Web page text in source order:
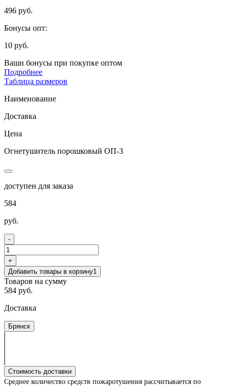
496 руб.
Бонусы опт:
10 руб.
Ваши бонусы при покупке оптом
Подробнее
Таблица размеров
Наименование
Доставка
Цена
Огнетушитель порошковый ОП-3
доступен для заказа
584
руб.
-
+
Добавить товары в корзину1
Товаров на сумму
584 руб.
Доставка
Брянск
Стоимость доставки
Среднее количество средств пожаротушения рассчитывается по